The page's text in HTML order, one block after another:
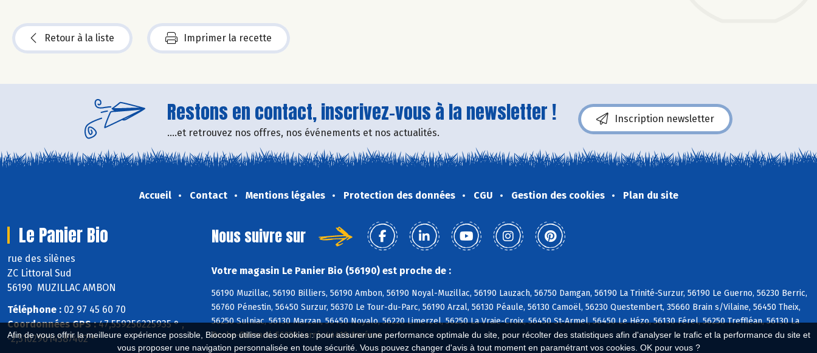
Afin de vous offrir la meilleure expérience possible, Biocoop utilise des cookies : pour assurer une performance optimale du site, pour récolter des statistiques afin d'analyser le trafic et la performance du site et
vous proposer une navigation personnalisée en toute sécurité. Vous pouvez changer d'avis à tout moment en paramétrant vos cookies. OK pour vous ?
Retour à la liste Imprimer la recette
Restons en contact, inscrivez-vous à la newsletter !
....et retrouvez nos offres, nos événements et nos actualités.
Inscription newsletter
Accueil Contact Mentions légales Protection des données CGU Gestion des cookies Plan du site
Le Panier Bio
rue des silènes
ZC Littoral Sud
56190 MUZILLAC AMBON
Téléphone : 02 97 45 60 70
Coordonnées GPS :47,559256225935 ° ,
-2,51029014587402 °
Nous suivre sur
Votre magasin Le Panier Bio (56190) est proche de :
56190 Muzillac, 56190 Billiers, 56190 Ambon, 56190 Noyal-Muzillac, 56190 Lauzach, 56750 Damgan, 56190 La Trinité-Surzur, 56190 Le Guerno, 56230 Berric,
56760 Pénestin, 56450 Surzur, 56370 Le Tour-du-Parc, 56190 Arzal, 56130 Péaule, 56130 Camoël, 56230 Questembert, 35660 Brain s/Vilaine, 56450 Theix,
56250 Sulniac, 56130 Marzan, 56450 Noyalo, 56220 Limerzel, 56250 La Vraie-Croix, 56450 St-Armel, 56450 Le Hézo, 56130 Férel, 56250 Treffléan, 56130 La
Roche-Bernard, 56230 Larré, 44410 Assérac